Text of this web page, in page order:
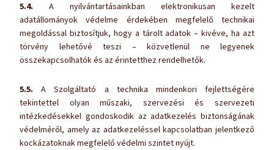
5.4. A nyilvántartásainkban elektronikusan kezelt
adatállományok védelme érdekében megfelelő technikai
megoldással biztosítjuk, hogy a tárolt adatok – kivéve, ha azt
törvény lehetővé teszi – közvetlenül ne legyenek
összekapcsolhatók és az érintetthez rendelhetők.
5.5. A Szolgáltató a technika mindenkori fejlettségére
tekintettel olyan műszaki, szervezési és szervezeti
intézkedésekkel gondoskodik az adatkezelés biztonságának
védelméről, amely az adatkezeléssel kapcsolatban jelentkező
kockázatoknak megfelelő védelmi szintet nyújt.